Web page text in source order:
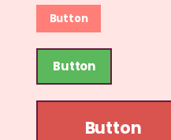
Button
Button
Button